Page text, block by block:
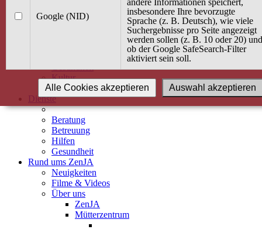
Babybauch & Elternschaft
Gesundheit
Kultur
Alle Kurse
Dienste
Beratung
Betreuung
Hilfen
Gesundheit
Rund ums ZenJA
Neuigkeiten
Filme & Videos
Über uns
ZenJA
Mütterzentrum
Google (NID)
andere Informationen speichert,
insbesondere Ihre bevorzugte
Sprache (z. B. Deutsch), wie viele
Suchergebnisse pro Seite angezeigt
werden sollen (z. B. 10 oder 20) und
ob der Google SafeSearch-Filter
aktiviert sein soll.
Auswahl akzeptieren
Alle Cookies akzeptieren